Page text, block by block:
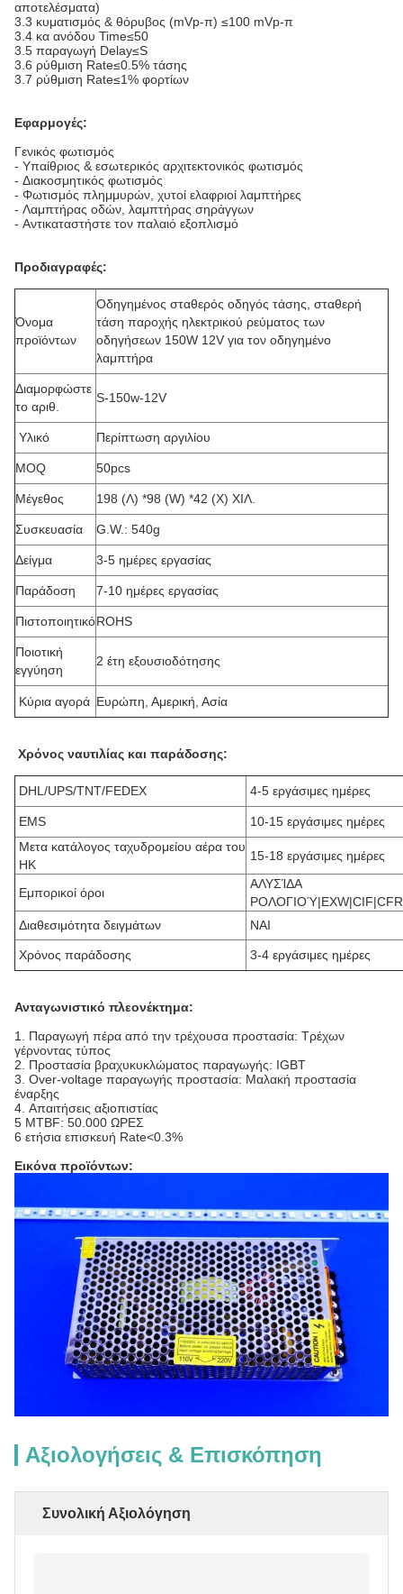
αποτελέσματα)
3.3 κυματισμός & θόρυβος (mVp-π) ≤100 mVp-π
3.4 κα ανόδου Time≤50
3.5 παραγωγή Delay≤S
3.6 ρύθμιση Rate≤0.5% τάσης
3.7 ρύθμιση Rate≤1% φορτίων
Εφαρμογές:
Γενικός φωτισμός
- Υπαίθριος & εσωτερικός αρχιτεκτονικός φωτισμός
- Διακοσμητικός φωτισμός
- Φωτισμός πλημμυρών, χυτοί ελαφριοί λαμπτήρες
- Λαμπτήρας οδών, λαμπτήρας σηράγγων
- Αντικαταστήστε τον παλαιό εξοπλισμό
Προδιαγραφές:
Όνομα
προϊόντων
Οδηγημένος σταθερός οδηγός τάσης, σταθερή
τάση παροχής ηλεκτρικού ρεύματος των
οδηγήσεων 150W 12V για τον οδηγημένο
λαμπτήρα
Διαμορφώστε
το αριθ.
S-150w-12V
Υλικό Περίπτωση αργιλίου
MOQ 50pcs
Μέγεθος 198 (Λ) *98 (W) *42 (Χ) ΧΙΛ.
Συσκευασία G.W.: 540g
Δείγμα 3-5 ημέρες εργασίας
Παράδοση 7-10 ημέρες εργασίας
ΠιστοποιητικόROHS
Ποιοτική
εγγύηση
2 έτη εξουσιοδότησης
Κύρια αγορά Ευρώπη, Αμερική, Ασία
Χρόνος ναυτιλίας και παράδοσης:
DHL/UPS/TNT/FEDEX 4-5 εργάσιμες ημέρες
EMS
10-15 εργάσιμες ημέρες
Μετα κατάλογος ταχυδρομείου αέρα του
HK
15-18 εργάσιμες ημέρες
Εμπορικοί όροι
ΑΛΥΣΊΔΑ
ΡΟΛΟΓΙΟΎ|EXW|CIF|CFR
Διαθεσιμότητα δειγμάτων
ΝΑΙ
Χρόνος παράδοσης 3-4 εργάσιμες ημέρες
Ανταγωνιστικό πλεονέκτημα:
1. Παραγωγή πέρα από την τρέχουσα προστασία: Τρέχων
γέρνοντας τύπος
2. Προστασία βραχυκυκλώματος παραγωγής: IGBT
3. Over-voltage παραγωγής προστασία: Μαλακή προστασία
έναρξης
4. Απαιτήσεις αξιοπιστίας
5 MTBF: 50.000 ΩΡΕΣ
6 ετήσια επισκευή Rate<0.3%
Εικόνα προϊόντων:
Αξιολογήσεις & Επισκόπηση
Συνολική Αξιολόγηση